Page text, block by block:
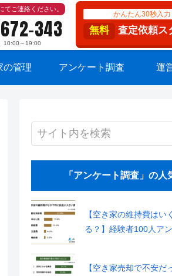
てご連絡ください。
343
10:00～19:00
かんたん30秒入力
無料 査定依頼ス
の管理 アンケート調査 運
「アンケート調査」の人
【空き家の維持費はい
る？】経験者100人ア
【空き家売却で不安だ